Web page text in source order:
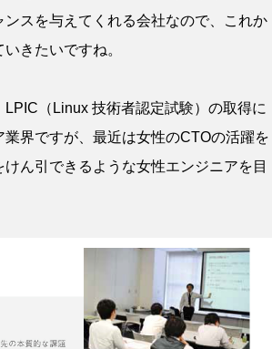
スを与えてくれる会社なので、これか
きたいですね。
（Linux 技術者認定試験）の取得に
界ですが、最近は女性のCTOの活躍を
ん引できるような女性エンジニアを目